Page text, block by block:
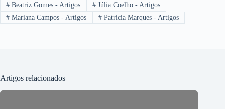
#Beatriz Gomes - Artigos #Júlia Coelho - Artigos
#Mariana Campos - Artigos #Patrícia Marques - Artigos
Artigos relacionados